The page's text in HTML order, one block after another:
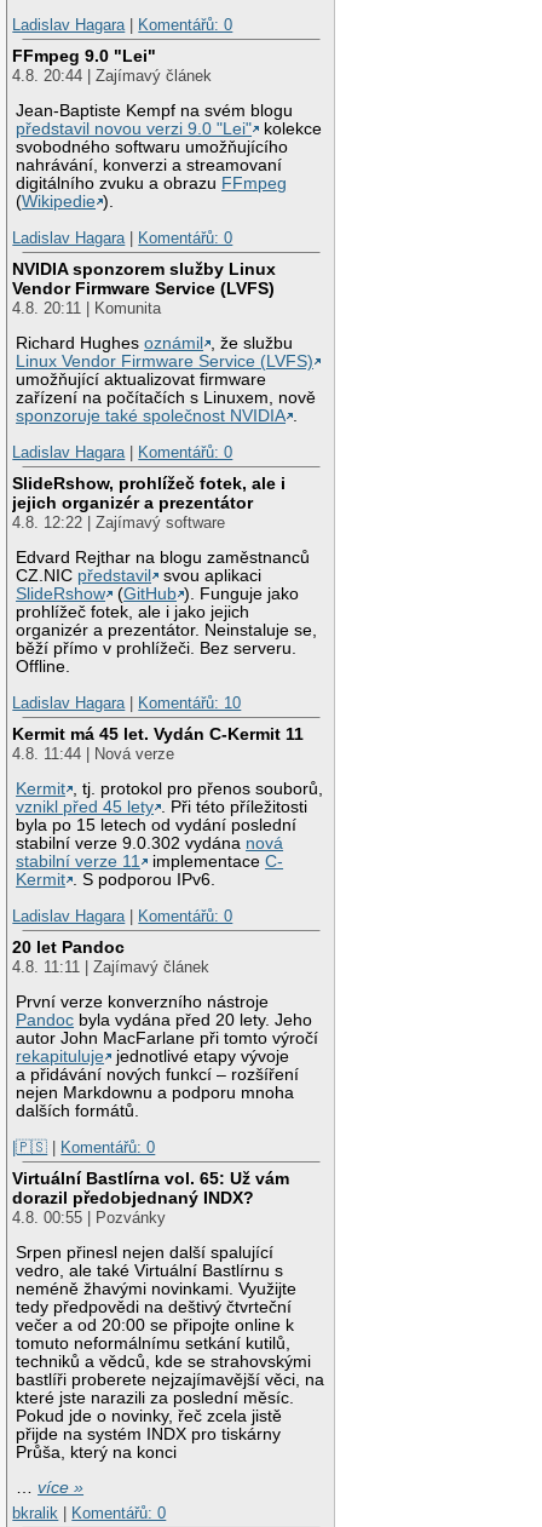
Ladislav Hagara
Komentářů: 0
FFmpeg 9.0 "Lei"
4.8. 20:44 | Zajímavý článek
Jean-Baptiste Kempf na svém blogu
představil novou verzi 9.0 "Lei"
kolekce
svobodného softwaru umožňujícího
nahrávání, konverzi a streamovaní
digitálního zvuku a obrazu FFmpeg
(Wikipedie ).
Ladislav Hagara
Komentářů: 0
NVIDIA sponzorem služby Linux
Vendor Firmware Service (LVFS)
4.8. 20:11 | Komunita
Richard Hughesoznámil
, že službu
Linux Vendor Firmware Service (LVFS)
umožňující aktualizovat firmware
zařízení na počítačích s Linuxem, nově
sponzoruje také společnost NVIDIA .
Ladislav Hagara | Komentářů: 0
SlideRshow, prohlížeč fotek, ale i
jejich organizér a prezentátor
4.8. 12:22 | Zajímavý software
Edvard Rejthar na blogu zaměstnanců
CZ.NIC představil
svou aplikaci
SlideRshow
(GitHub ). Funguje jako
prohlížeč fotek, ale i jako jejich
organizér a prezentátor. Neinstaluje se,
běží přímo v prohlížeči. Bez serveru.
Offline.
Ladislav Hagara | Komentářů: 10
Kermit má 45 let. Vydán C-Kermit 11
4.8. 11:44 | Nová verze
Kermit , tj. protokol pro přenos souborů,
vznikl před 45 lety . Při této příležitosti
byla po 15 letech od vydání poslední
stabilní verze 9.0.302 vydána nová
stabilní verze 11
implementaceC-
Kermit . S podporou IPv6.
Ladislav Hagara | Komentářů: 0
20 let Pandoc
4.8. 11:11 | Zajímavý článek
První verze konverzního nástroje
Pandoc byla vydána před 20 lety. Jeho
autor John MacFarlane při tomto výročí
rekapituluje
jednotlivé etapy vývoje
a přidávání nových funkcí – rozšíření
nejen Markdownu a podporu mnoha
dalších formátů.
|🇵🇸 | Komentářů: 0
Virtuální Bastlírna vol. 65: Už vám
dorazil předobjednaný INDX?
4.8. 00:55 | Pozvánky
Srpen přinesl nejen další spalující
vedro, ale také Virtuální Bastlírnu s
neméně žhavými novinkami. Využijte
tedy předpovědi na deštivý čtvrteční
večer a od 20:00 se připojte online k
tomuto neformálnímu setkání kutilů,
techniků a vědců, kde se strahovskými
bastlíři proberete nejzajímavější věci, na
které jste narazili za poslední měsíc.
Pokud jde o novinky, řeč zcela jistě
přijde na systém INDX pro tiskárny
Průša, který na konci
…více »
bkralik
Komentářů: 0